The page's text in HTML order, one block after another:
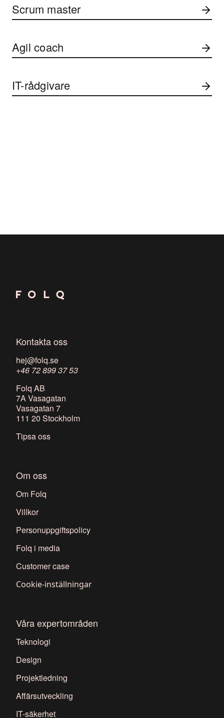
Scrum master
Agil coach
IT-rådgivare
Kontakta oss
hej@folq.se
+46 72 899 37 53
Folq AB
7A Vasagatan
Vasagatan 7
111 20 Stockholm
Tipsa oss
Om oss
Om Folq
Villkor
Personuppgiftspolicy
Folq i media
Customer case
Cookie-inställningar
Våra expertområden
Teknologi
Design
Projektledning
Affärsutveckling
IT-säkerhet